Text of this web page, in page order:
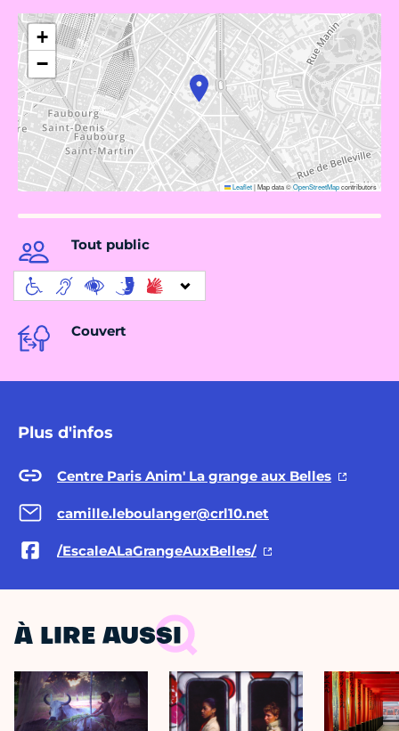
+
−
Leaflet|Map data ©OpenStreetMapcontributors
Tout public
Couvert
Plus d'infos
Centre Paris Anim' La grange aux Belles
camille.leboulanger@crl10.net
/EscaleALaGrangeAuxBelles/
À LIRE AUSSI